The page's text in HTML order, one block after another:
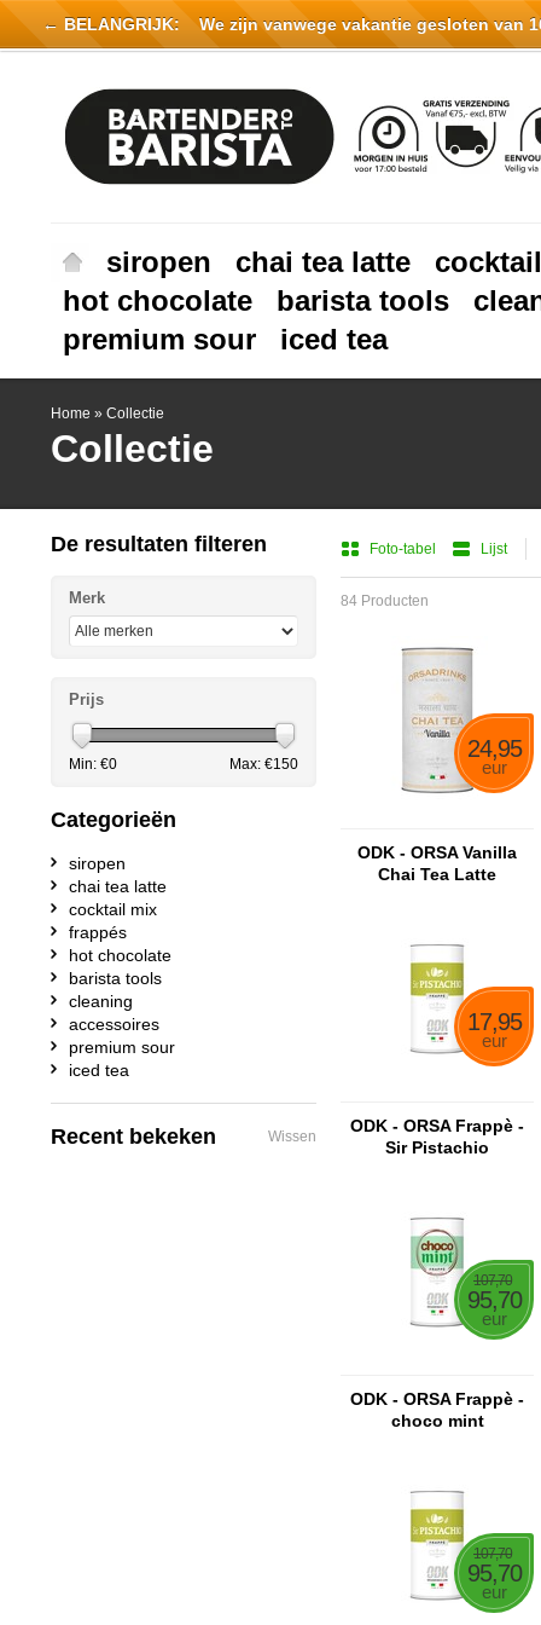
siropen chai tea latte
hot chocolate
barista tools
premium sour
iced tea
Home » Collectie
Collectie
Foto-tabel Lijst
84 Producten
24,95
eur
ODK - ORSA Vanilla
Chai Tea Latte
17,95
eur
ODK - ORSA Frappè -
Sir Pistachio
107,70
95,70
eur
ODK - ORSA Frappè -
choco mint
107,70
95,70
eur
De resultaten filteren
Merk
Prijs
Min: €0 Max: €150
Categorieën
siropen
chai tea latte
cocktail mix
frappés
hot chocolate
barista tools
cleaning
accessoires
premium sour
iced tea
Recent bekeken Wissen
← BELANGRIJK: We zijn vanwege vakantie gesloten van